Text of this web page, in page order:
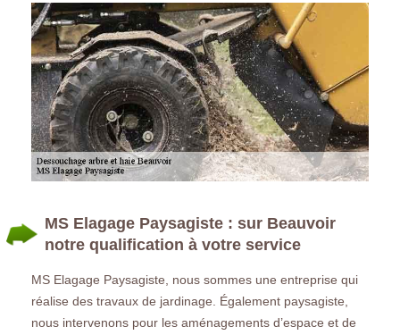
MS Elagage Paysagiste : sur Beauvoir
notre qualification à votre service
MS Elagage Paysagiste, nous sommes une entreprise qui
réalise des travaux de jardinage. Également paysagiste,
nous intervenons pour les aménagements d’espace et de